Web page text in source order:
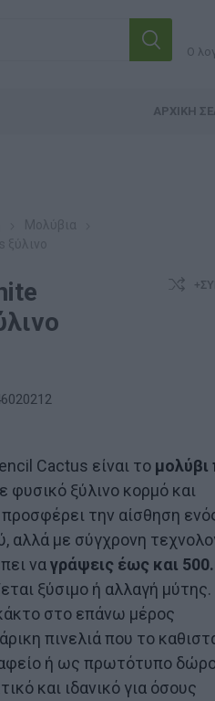
Ο
ΑΡΧΙΚΉ
Cactus είναι το μολύβι
φυσικό ξύλινο κορμό και
την αίσθηση
αλλά με σύγχρονη
ναγράψεις έως και
ξύσιμο ή αλλαγή μύτης.
στο επάνω μέρος
πινελιά που το
ή ως πρωτότυπο
και ιδανικό για όσους